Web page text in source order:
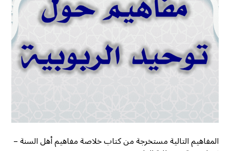
المفاهيم التالية مستخرجة من كتاب خلاصة مفاهيم أهل السنة –